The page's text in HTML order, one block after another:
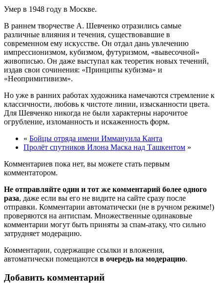
Умер в 1948 году в Москве.
В раннем творчестве А. Шевченко отразились самые
различные влияния и течения, существовавшие в
современном ему искусстве. Он отдал дань увлечению
импрессионизмом, кубизмом, футуризмом, «вывесочной»
живописью. Он даже выступал как теоретик новых течений,
издав свои сочинения: «Принципы кубизма» и
«Неопримитивизм».
Но уже в ранних работах художника намечаются стремление к
классичности, любовь к чистоте линии, изысканности цвета.
Для Шевченко никогда не были характерны нарочитое
огрубление, изломанность и искаженность форм.
« Бойцы отряда имени Иммануила Канта
Пролёт спутников Илона Маска над Ташкентом »
Комментариев пока нет, вы можете стать первым
комментатором.
Не отправляйте один и тот же комментарий более одного
раза, даже если вы его не видите на сайте сразу после
отправки. Комментарии автоматически (не в ручном режиме!)
проверяются на антиспам. Множественные одинаковые
комментарии могут быть приняты за спам-атаку, что сильно
затрудняет модерацию.
Комментарии, содержащие ссылки и вложения,
автоматически помещаются в очередь на модерацию.
Добавить комментарий